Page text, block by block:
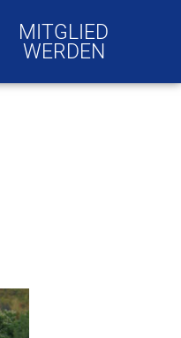
MITGLIED
WERDEN